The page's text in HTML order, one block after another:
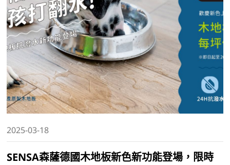
2025-03-18
SENSA森薩德國木地板新色新功能登場，限時